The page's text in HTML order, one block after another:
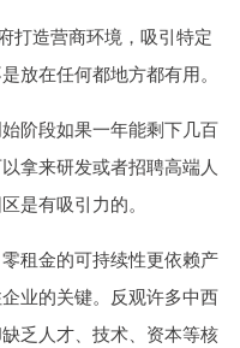
打造营商环境，吸引特定
放在任何都地方都有用。
阶段如果一年能剩下几百
拿来研发或者招聘高端人
是有吸引力的。
租金的可持续性更依赖产
业的关键。反观许多中西
乏人才、技术、资本等核